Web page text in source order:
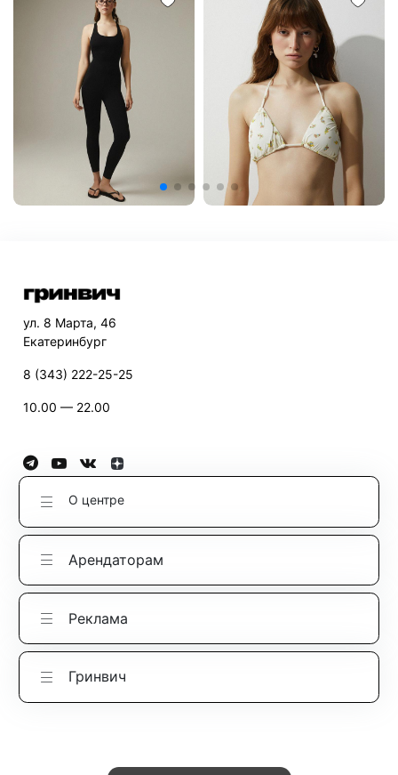
ул. 8 Марта, 46
Екатеринбург
8 (343) 222-25-25
10.00 — 22.00
О центре
Арендаторам
Реклама
Гринвич